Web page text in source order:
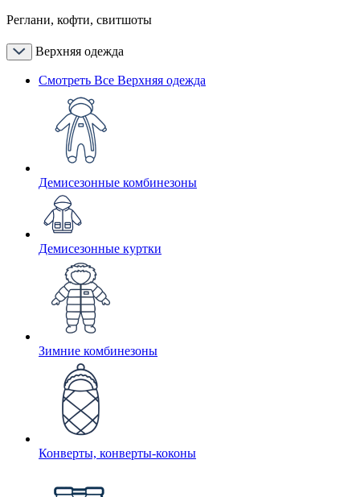
Реглани, кофти, свитшоты
Верхняя одежда
Смотреть Все Верхняя одежда
Демисезонные комбинезоны
Демисезонные куртки
Зимние комбинезоны
Конверты, конверты-коконы